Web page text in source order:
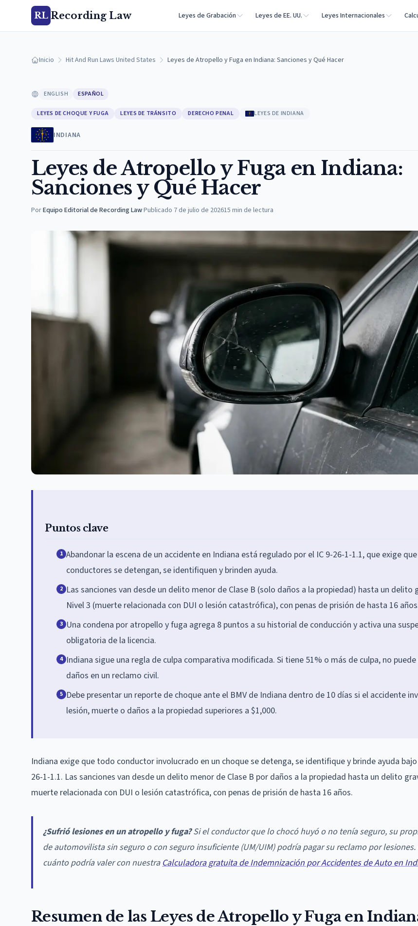
RL Recording Law Leyes de Grabación Leyes de EE. UU. Leyes Internacionales
Inicio Hit And Run Laws United States Leyes de Atropello y Fuga en Indiana: Sanciones y Qué Hacer
ENGLISH ESPAÑOL
LEYES DE CHOQUE Y FUGA LEYES DE TRÁNSITO DERECHO PENAL LEYES DE INDIANA
INDIANA
Leyes de Atropello y Fuga en Indiana:
Sanciones y Qué Hacer
PorEquipo Editorial de Recording Law·Publicado 7 de julio de 202615 min de lectura
Puntos clave
1 Abandonar la escena de un accidente en Indiana está regulado por el IC 9-26-1-1.1, que exige
conductores se detengan, se identifiquen y brinden ayuda.
2 Las sanciones van desde un delito menor de Clase B (solo daños a la propiedad) hasta un delito
Nivel 3 (muerte relacionada con DUI o lesión catastrófica), con penas de prisión de hasta 16
3 Una condena por atropello y fuga agrega 8 puntos a su historial de conducción y activa una
obligatoria de la licencia.
4 Indiana sigue una regla de culpa comparativa modificada. Si tiene 51% o más de culpa, no
daños en un reclamo civil.
5 Debe presentar un reporte de choque ante el BMV de Indiana dentro de 10 días si el accidente
lesión, muerte o daños a la propiedad superiores a $1,000.
Indiana exige que todo conductor involucrado en un choque se detenga, se identifique y brinde ayuda
26-1-1.1. Las sanciones van desde un delito menor de Clase B por daños a la propiedad hasta un delito
muerte relacionada con DUI o lesión catastrófica, con penas de prisión de hasta 16 años.
¿Sufrió lesiones en un atropello y fuga?Si el conductor que lo chocó huyó o no tenía seguro, su
de automovilista sin seguro o con seguro insuficiente (UM/UIM) podría pagar su reclamo por lesiones.
cuánto podría valer con nuestra Calculadora gratuita de Indemnización por Accidentes de Auto en
Resumen de las Leyes de Atropello y Fuga en